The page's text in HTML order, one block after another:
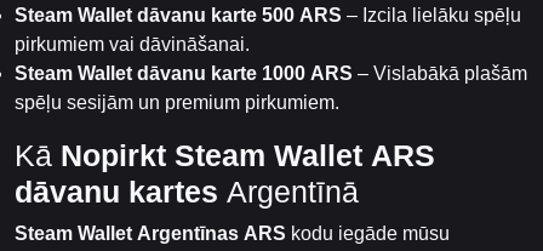
Steam Wallet dāvanu karte 500 ARS – Izcila lielāku spēļu
pirkumiem vai dāvināšanai.
Steam Wallet dāvanu karte 1000 ARS – Vislabākā plašām
spēļu sesijām un premium pirkumiem.
Kā Nopirkt Steam Wallet ARS
dāvanu kartes Argentīnā
Steam Wallet Argentīnas ARS kodu iegāde mūsu